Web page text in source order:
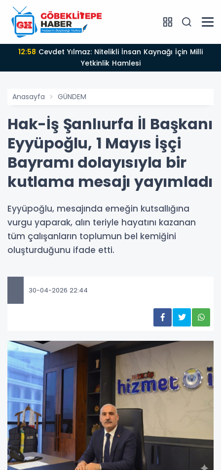
12:58
Yetkinlik Hamlesi
Anasayfa GÜNDEM
Hak-İş Şanlıurfa İl Başkanı
Eyyüpoğlu, 1 Mayıs İşçi
Bayramı dolayısıyla bir
kutlama mesajı yayımladı
Eyyüpoğlu, mesajında emeğin kutsallığına
vurgu yaparak, alın teriyle hayatını kazanan
tüm çalışanların toplumun bel kemiğini
oluşturduğunu ifade etti.
30-04-2026 22:44